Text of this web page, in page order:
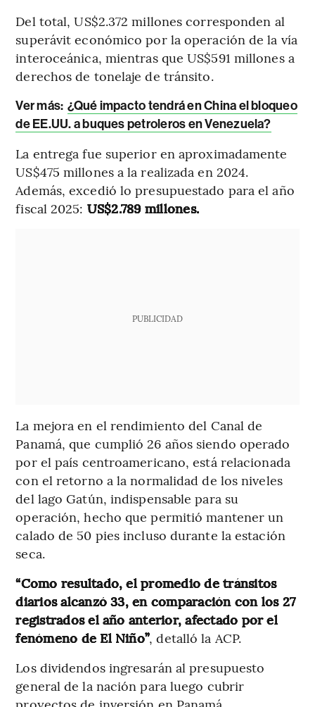
Del total, US$2.372 millones corresponden al
superávit económico por la operación de la vía
interoceánica, mientras que US$591 millones a
derechos de tonelaje de tránsito.
Ver más: ¿Qué impacto tendrá en China el bloqueo
de EE.UU. a buques petroleros en Venezuela?
La entrega fue superior en aproximadamente
US$475 millones a la realizada en 2024.
Además, excedió lo presupuestado para el año
fiscal 2025: US$2.789 millones.
PUBLICIDAD
La mejora en el rendimiento del Canal de
Panamá, que cumplió 26 años siendo operado
por el país centroamericano, está relacionada
con el retorno a la normalidad de los niveles
del lago Gatún, indispensable para su
operación, hecho que permitió mantener un
calado de 50 pies incluso durante la estación
seca.
“Como resultado, el promedio de tránsitos
diarios alcanzó 33, en comparación con los 27
registrados el año anterior, afectado por el
fenómeno de El Niño”, detalló la ACP.
Los dividendos ingresarán al presupuesto
general de la nación para luego cubrir